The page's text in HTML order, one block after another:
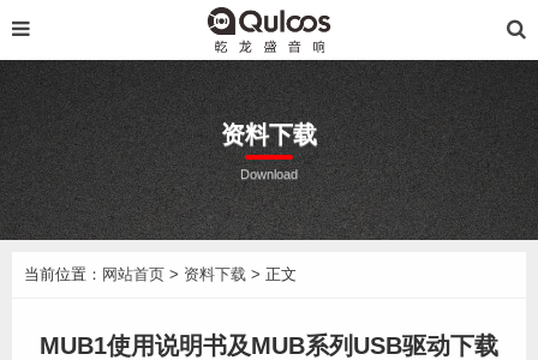
资料下载
Download
当前位置： 网站首页 > 资料下载 > 正文
MUB1使用说明书及MUB系列USB驱动下载